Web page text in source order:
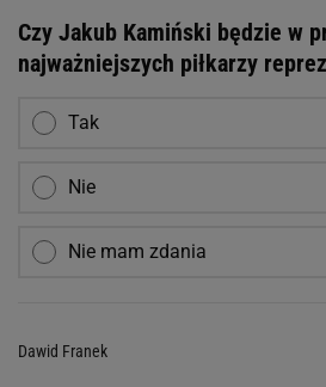
Czy Jakub Kamiński będzie w
najważniejszych piłkarzy
Tak
Nie
Nie mam zdania
Dawid Franek